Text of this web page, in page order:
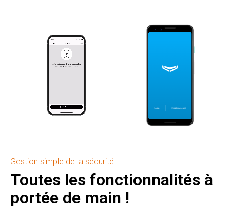
Gestion simple de la sécurité
Toutes les fonctionnalités à
portée de main !